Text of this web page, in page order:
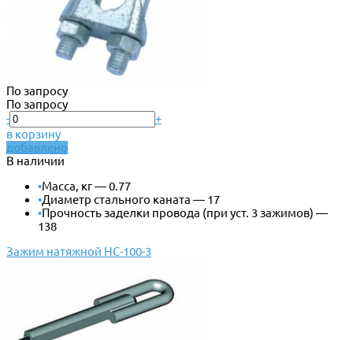
По запросу
По запросу
-
+
в корзину
добавлено
В наличии
•Масса, кг — 0.77
•Диаметр стального каната — 17
•Прочность заделки провода (при уст. 3 зажимов) —
138
Зажим натяжной НС-100-3